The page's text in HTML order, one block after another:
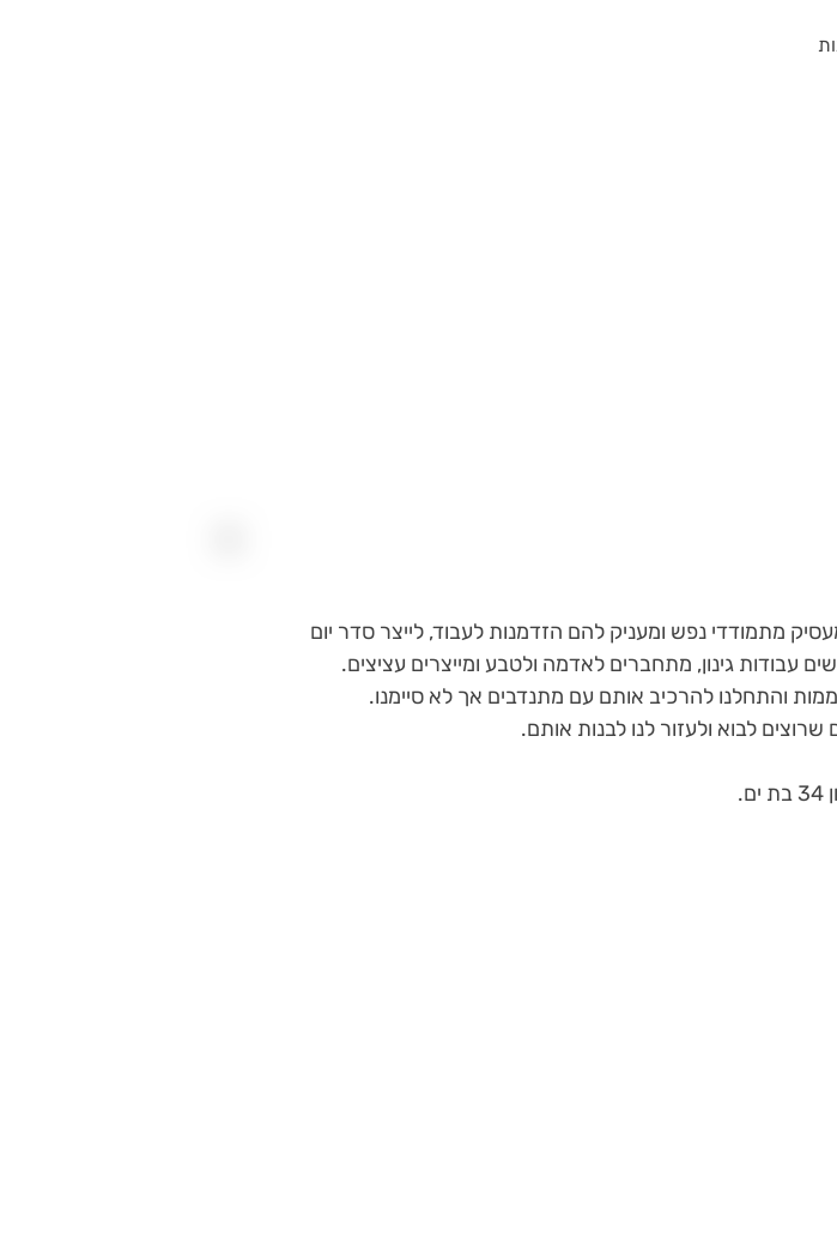
מתמודדי נפש ומעניק להם הזדמנות לעבוד, לייצר סדר יום
עבודות גינון, מתחברים לאדמה ולטבע ומייצרים עציצים.
והתחלנו להרכיב אותם עם מתנדבים אך לא סיימנו.
לבוא ולעזור לנו לבנות אותם.